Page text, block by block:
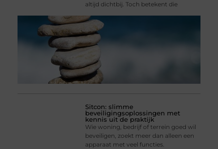
altijd dichtbij. Toch betekent die
Sitcon: slimme
beveiligingsoplossingen met
kennis uit de praktijk
Wie woning, bedrijf of terrein goed wil
beveiligen, zoekt meer dan alleen een
apparaat met veel functies.